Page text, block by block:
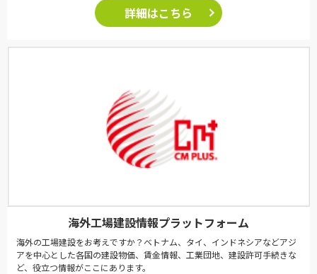
詳細はこちら
海外工場建設情報プラットフォーム
海外の工場建設をお考えですか？ベトナム、タイ、インドネシアなどアジ
アを中心とした各国の建設物価、賃金情報、工業団地、建設許可手続きな
ど、役立つ情報がここにあります。